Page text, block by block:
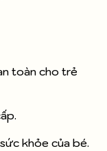
toàn cho trẻ
khỏe của bé.